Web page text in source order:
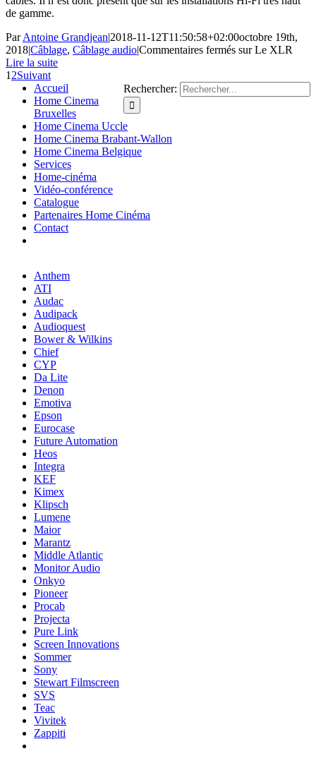
de gamme.
ParAntoine Grandjean|2018-11-12T11:50:58+02:00octobre 19th,
2018|Câblage, Câblage audio|Commentaires fermés sur Le XLR
Lire la suite
1 2Suivant
Rechercher:
Accueil
Home Cinema
Bruxelles
Home Cinema Uccle
Home Cinema Brabant-Wallon
Home Cinema Belgique
Services
Home-cinéma
Vidéo-conférence
Catalogue
Partenaires Home Cinéma
Contact
Anthem
ATI
Audac
Audipack
Audioquest
Bower & Wilkins
Chief
CYP
Da Lite
Denon
Emotiva
Epson
Eurocase
Future Automation
Heos
Integra
KEF
Kimex
Klipsch
Lumene
Maior
Marantz
Middle Atlantic
Monitor Audio
Onkyo
Pioneer
Procab
Projecta
Pure Link
Screen Innovations
Sommer
Sony
Stewart Filmscreen
SVS
Teac
Vivitek
Zappiti